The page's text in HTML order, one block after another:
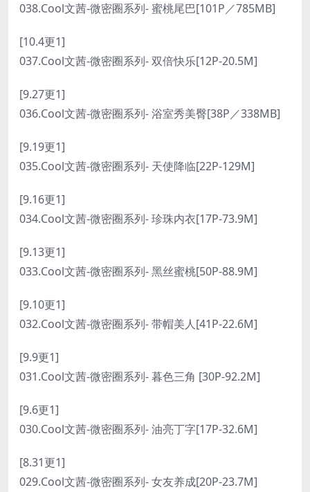
038.Cool文茜-微密圈系列- 蜜桃尾巴[101P／785MB]
[10.4更1]
037.Cool文茜-微密圈系列- 双倍快乐[12P-20.5M]
[9.27更1]
036.Cool文茜-微密圈系列- 浴室秀美臀[38P／338MB]
[9.19更1]
035.Cool文茜-微密圈系列- 天使降临[22P-129M]
[9.16更1]
034.Cool文茜-微密圈系列- 珍珠内衣[17P-73.9M]
[9.13更1]
033.Cool文茜-微密圈系列- 黑丝蜜桃[50P-88.9M]
[9.10更1]
032.Cool文茜-微密圈系列- 带帽美人[41P-22.6M]
[9.9更1]
031.Cool文茜-微密圈系列- 暮色三角 [30P-92.2M]
[9.6更1]
030.Cool文茜-微密圈系列- 油亮丁字[17P-32.6M]
[8.31更1]
029.Cool文茜-微密圈系列- 女友养成[20P-23.7M]